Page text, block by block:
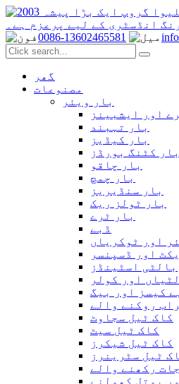
0086-13602465581
گھر
مصنوعات
بار ویئر
اور ایشبینز
بار تہبند
بار کیڈیز
بار کٹنگ بورڈز
بار چاقو
بار چمچ
بار سنڈیریز
بار ٹولز ریک
بار ٹرے
ڈبے
اور ٹوکریاں
اور ڈسپنسر
بالٹی اسٹینڈز
اور کولر
کیسز اور بیگ
روکنے والے
کاک ٹیل سجاوٹ
کاک ٹیل سیٹ
کاک ٹیل شیکرز
ٹیل سٹرینرز
رکھنے والے
بوتل کھولنے